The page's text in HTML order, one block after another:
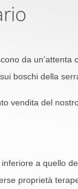
da
boschi della
vendita del
a quello
proprietà